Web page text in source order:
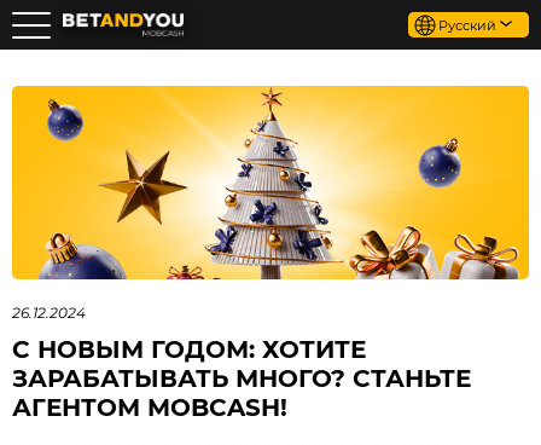
Русский
26.12.2024
С НОВЫМ ГОДОМ: ХОТИТЕ
ЗАРАБАТЫВАТЬ МНОГО? СТАНЬТЕ
АГЕНТОМ MOBCASH!